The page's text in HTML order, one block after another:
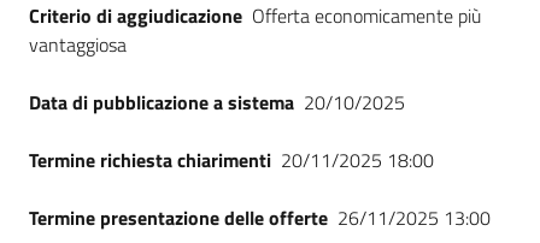
Criterio di aggiudicazione Offerta economicamente più
vantaggiosa
Data di pubblicazione a sistema 20/10/2025
Termine richiesta chiarimenti 20/11/2025 18:00
Termine presentazione delle offerte 26/11/2025 13:00